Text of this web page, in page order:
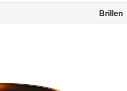
Brillen